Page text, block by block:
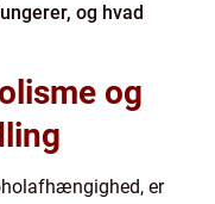
og hvad
og
er